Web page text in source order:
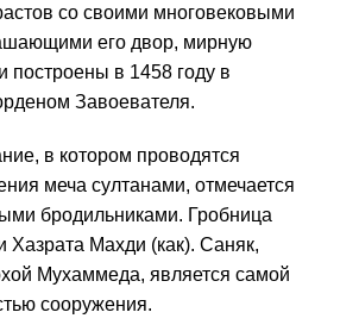
со своими многовековыми
его двор, мирную
построены в 1458 году в
Завоевателя.
в котором проводятся
меча султанами, отмечается
бродильниками. Гробница
Хазрата Махди (как). Саняк,
Мухаммеда, является самой
сооружения.